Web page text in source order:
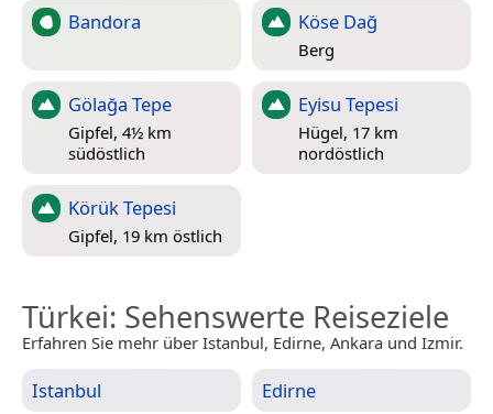
Bandora Köse Dağ
Berg
Gölağa Tepe
Gipfel, 4½ km
südöstlich
Eyisu Tepesi
Hügel, 17 km
nordöstlich
Körük Tepesi
Gipfel, 19 km östlich
Türkei: Sehenswerte Reiseziele
Erfahren Sie mehr über Istanbul, Edirne, Ankara und Izmir.
Istanbul Edirne